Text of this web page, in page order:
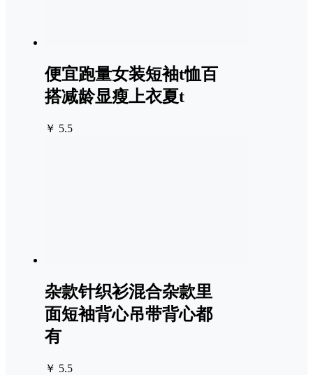
便宜跑量女装短袖t恤百
搭减龄显瘦上衣夏t
￥ 5.5
杂款针织衫混合杂款里
面短袖背心吊带背心都
有
￥ 5.5